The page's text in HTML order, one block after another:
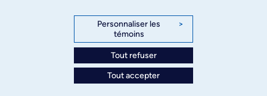
des relations publiques
3744, rue Jean-Brillant, bureau 490
Montréal (Québec) H3T 1P1
Personnaliser les
témoins
>
Tout refuser
Tout accepter